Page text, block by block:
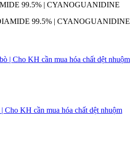
99.5% | CYANOGUANIDINE
99.5% | CYANOGUANIDINE
Cho KH cần mua hóa chất dệt nhuộm